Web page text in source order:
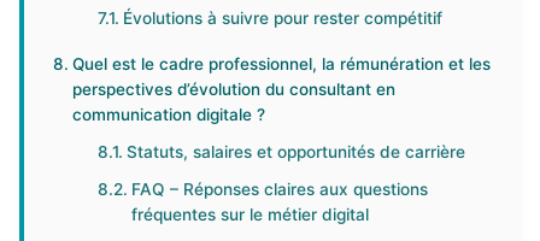
Évolutions à suivre pour rester compétitif
Quel est le cadre professionnel, la rémunération et les
perspectives d’évolution du consultant en
communication digitale ?
Statuts, salaires et opportunités de carrière
FAQ – Réponses claires aux questions
fréquentes sur le métier digital